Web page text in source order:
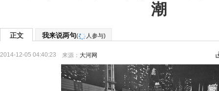
潮
正文 我来说两句( 人参与)
2014-12-05 04:40:23 来源： 大河网